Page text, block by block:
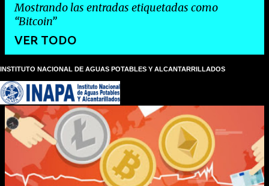
Mostrando las entradas etiquetadas como
Bitcoin
VER TODO
n
t
r
d
INSTITUTO NACIONAL DE AGUAS POTABLES Y ALCANTARRILLADOS